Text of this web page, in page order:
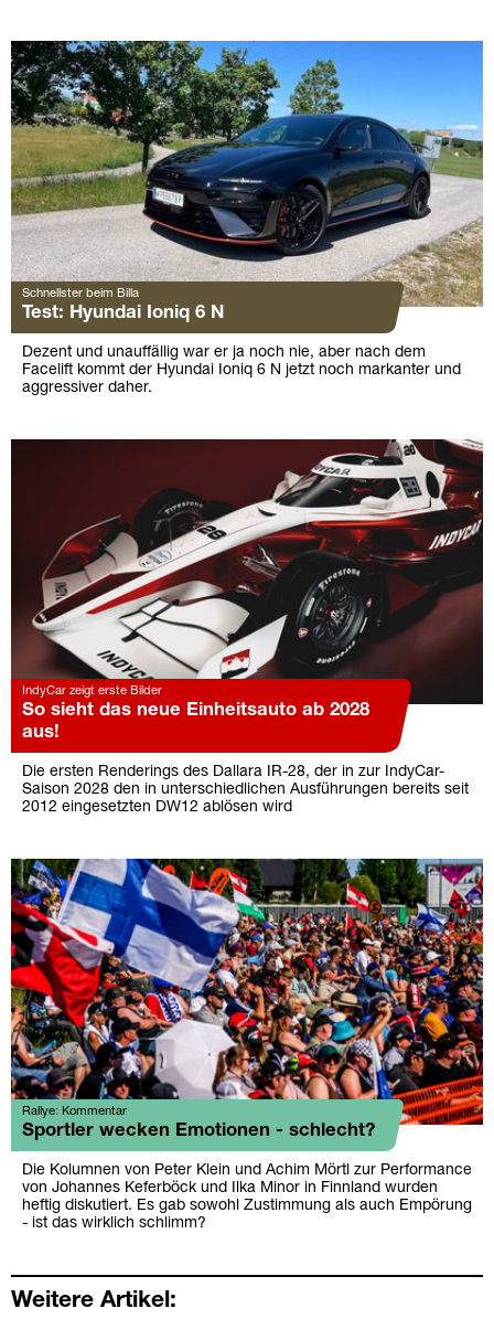
Schnellster beim Billa
Test: Hyundai Ioniq 6 N
Dezent und unauffällig war er ja noch nie, aber nach dem
Facelift kommt der Hyundai Ioniq 6 N jetzt noch markanter und
aggressiver daher.
IndyCar zeigt erste Bilder
So sieht das neue Einheitsauto ab 2028
aus!
Die ersten Renderings des Dallara IR-28, der in zur IndyCar-
Saison 2028 den in unterschiedlichen Ausführungen bereits seit
2012 eingesetzten DW12 ablösen wird
Rallye: Kommentar
Sportler wecken Emotionen - schlecht?
Die Kolumnen von Peter Klein und Achim Mörtl zur Performance
von Johannes Keferböck und Ilka Minor in Finnland wurden
heftig diskutiert. Es gab sowohl Zustimmung als auch Empörung
- ist das wirklich schlimm?
Weitere Artikel: